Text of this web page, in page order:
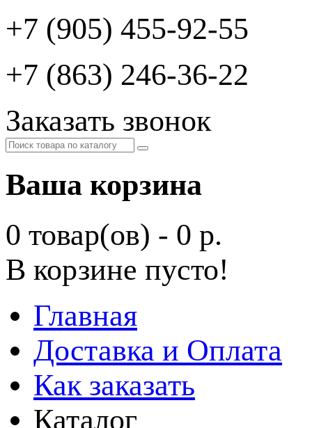
+7 (905) 455-92-55
+7 (863) 246-36-22
Заказать звонок
Ваша корзина
0 товар(ов) - 0 р.
В корзине пусто!
Главная
Доставка и Оплата
Как заказать
Каталог